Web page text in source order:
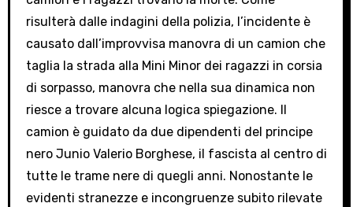
risulterà dalle indagini della polizia, l’incidente è
causato dall’improvvisa manovra di un camion che
taglia la strada alla Mini Minor dei ragazzi in corsia
di sorpasso, manovra che nella sua dinamica non
riesce a trovare alcuna logica spiegazione. Il
camion è guidato da due dipendenti del principe
nero Junio Valerio Borghese, il fascista al centro di
tutte le trame nere di quegli anni. Nonostante le
evidenti stranezze e incongruenze subito rilevate